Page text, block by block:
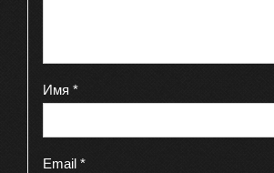
Имя *
Email *